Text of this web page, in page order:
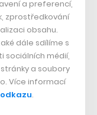
a preferencí,
zprostředkování
obsahu.
dále sdílíme s
sociálních médií,
a soubory
Více informací
odkazu.